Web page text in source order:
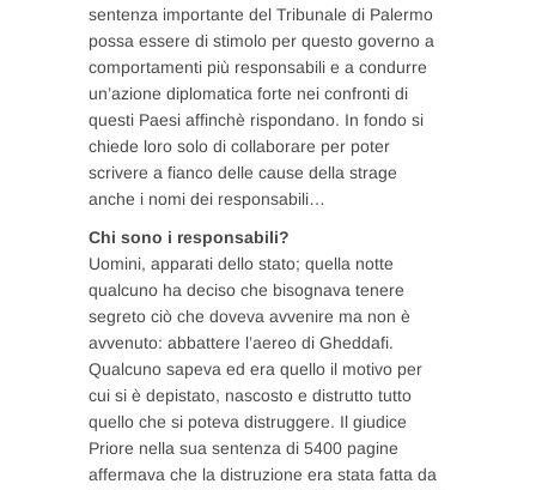
sentenza importante del Tribunale di Palermo
possa essere di stimolo per questo governo a
comportamenti più responsabili e a condurre
un’azione diplomatica forte nei confronti di
questi Paesi affinchè rispondano. In fondo si
chiede loro solo di collaborare per poter
scrivere a fianco delle cause della strage
anche i nomi dei responsabili…
Chi sono i responsabili?
Uomini, apparati dello stato; quella notte
qualcuno ha deciso che bisognava tenere
segreto ciò che doveva avvenire ma non è
avvenuto: abbattere l’aereo di Gheddafi.
Qualcuno sapeva ed era quello il motivo per
cui si è depistato, nascosto e distrutto tutto
quello che si poteva distruggere. Il giudice
Priore nella sua sentenza di 5400 pagine
affermava che la distruzione era stata fatta da